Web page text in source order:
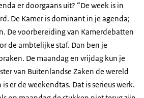
er doorgaans uit? “De week is in
De Kamer is dominant in je agenda;
De voorbereiding van Kamerdebatten
de ambtelijke staf. Dan ben je
De maandag en vrijdag kun je
van Buitenlandse Zaken de wereld
er de weekendtas. Dat is serieus werk.